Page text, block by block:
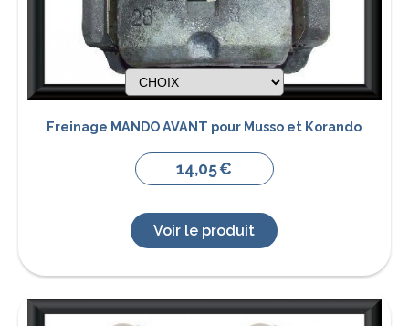
Freinage MANDO AVANT pour Musso et Korando
14,05€
Voir le produit